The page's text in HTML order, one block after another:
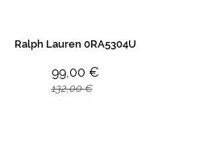
Ralph Lauren 0RA5304U
99,00 €
132,00 €